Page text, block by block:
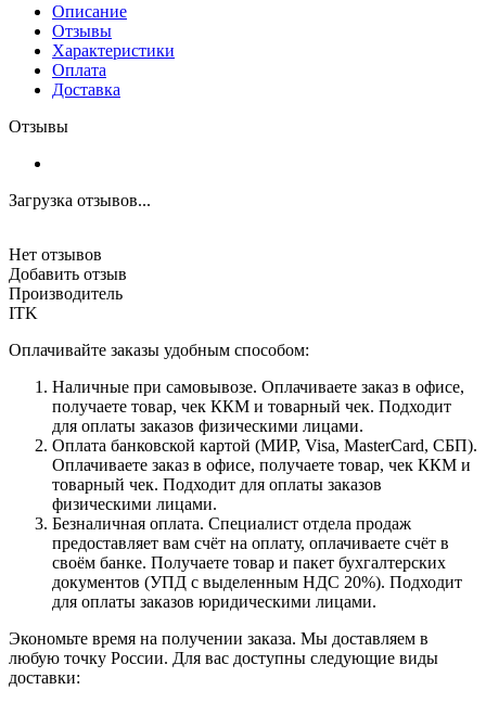
Описание
Отзывы
Характеристики
Оплата
Доставка
Отзывы
Загрузка отзывов...
Нет отзывов
Добавить отзыв
Производитель
ITK
Оплачивайте заказы удобным способом:
Наличные при самовывозе. Оплачиваете заказ в офисе,
получаете товар, чек ККМ и товарный чек. Подходит
для оплаты заказов физическими лицами.
Оплата банковской картой (МИР, Visa, MasterCard, СБП).
Оплачиваете заказ в офисе, получаете товар, чек ККМ и
товарный чек. Подходит для оплаты заказов
физическими лицами.
Безналичная оплата. Специалист отдела продаж
предоставляет вам счёт на оплату, оплачиваете счёт в
своём банке. Получаете товар и пакет бухгалтерских
документов (УПД с выделенным НДС 20%). Подходит
для оплаты заказов юридическими лицами.
Экономьте время на получении заказа. Мы доставляем в
любую точку России. Для вас доступны следующие виды
доставки: